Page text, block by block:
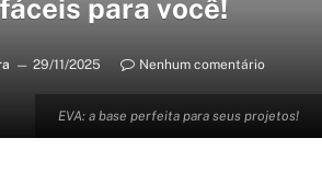
EVA: a base perfeita para seus projetos!
para você!
29/11/2025
Nenhum comentário